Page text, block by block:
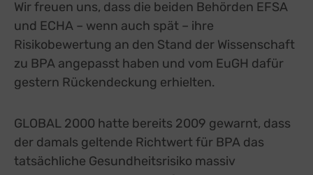
Wir freuen uns, dass die beiden Behörden EFSA
und ECHA – wenn auch spät – ihre
Risikobewertung an den Stand der Wissenschaft
zu BPA angepasst haben und vom EuGH dafür
gestern Rückendeckung erhielten.
GLOBAL 2000 hatte bereits 2009 gewarnt, dass
der damals geltende Richtwert für BPA das
tatsächliche Gesundheitsrisiko massiv